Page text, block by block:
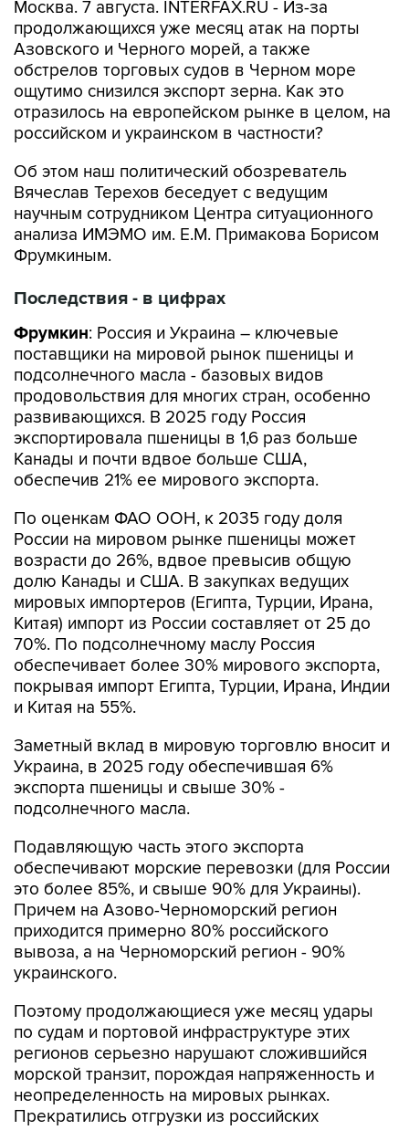
Азовского и Черного морей, а также
обстрелов торговых судов в Черном море
ощутимо снизился экспорт зерна. Как это
отразилось на европейском рынке в целом, на
российском и украинском в частности?
Об этом наш политический обозреватель
научным сотрудником Центра ситуационного
анализа ИМЭМО им. Е.М. Примакова Борисом
Фрумкиным.
Последствия - в цифрах
Фрумкин: Россия и Украина – ключевые
подсолнечного масла - базовых видов
продовольствия для многих стран, особенно
развивающихся. В 2025 году Россия
экспортировала пшеницы в 1,6 раз больше
Канады и почти вдвое больше США,
обеспечив 21% ее мирового экспорта.
По оценкам ФАО ООН, к 2035 году доля
возрасти до 26%, вдвое превысив общую
долю Канады и США. В закупках ведущих
мировых импортеров (Египта, Турции, Ирана,
Китая) импорт из России составляет от 25 до
70%. По подсолнечному маслу Россия
обеспечивает более 30% мирового экспорта,
покрывая импорт Египта, Турции, Ирана, Индии
и Китая на 55%.
Заметный вклад в мировую торговлю вносит и
экспорта пшеницы и свыше 30% -
подсолнечного масла.
Подавляющую часть этого экспорта
это более 85%, и свыше 90% для Украины).
Причем на Азово-Черноморский регион
приходится примерно 80% российского
вывоза, а на Черноморский регион - 90%
украинского.
Поэтому продолжающиеся уже месяц удары
регионов серьезно нарушают сложившийся
морской транзит, порождая напряженность и
неопределенность на мировых рынках.
Прекратились отгрузки из российских
азовских портов, а черноморские (прежде
всего, Новороссийск) перегружены. В третьей